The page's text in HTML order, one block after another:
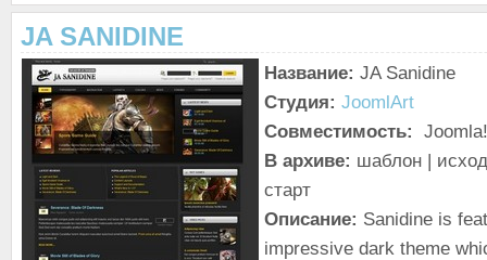
JA SANIDINE
Название: JA Sanidine
Студия: JoomlArt
Совместимость:
В архиве: шаблон |
старт
Описание: Sanidine is
impressive dark theme